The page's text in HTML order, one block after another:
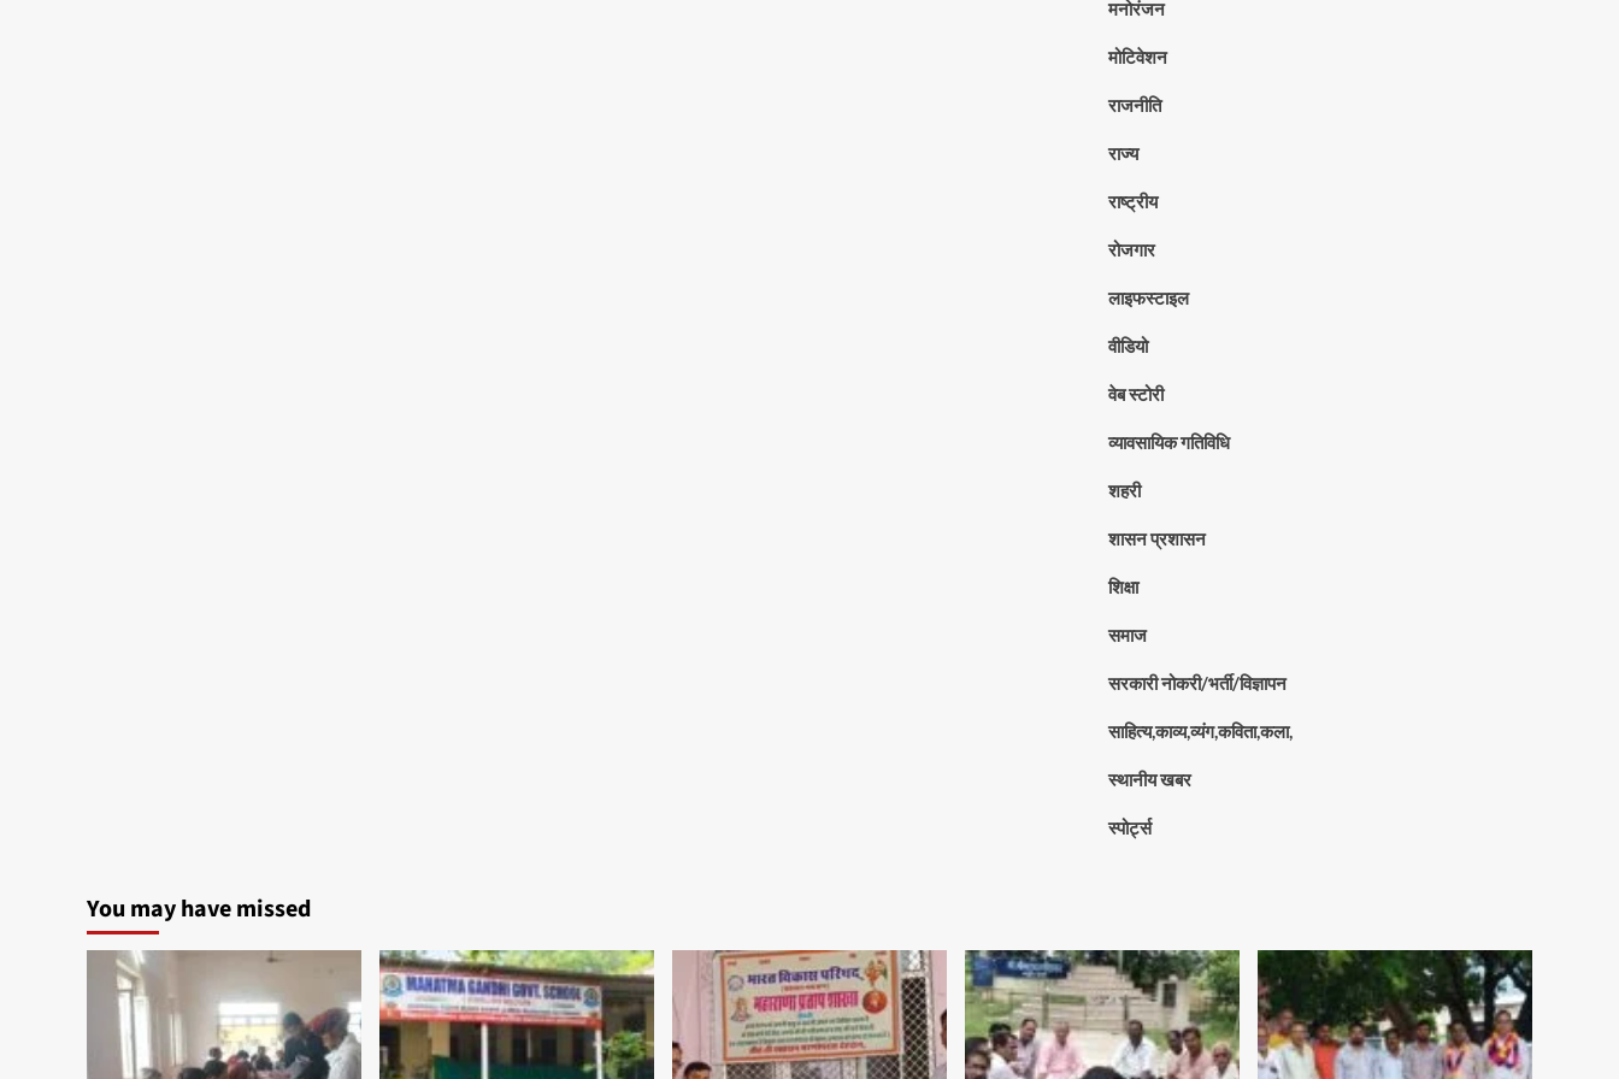
मनोरंजन
मोटिवेशन
राजनीति
राज्य
राष्ट्रीय
रोजगार
लाइफस्टाइल
वीडियो
वेब स्टोरी
व्यावसायिक गतिविधि
शहरी
शासन प्रशासन
शिक्षा
समाज
सरकारी नोकरी/भर्ती/विज्ञापन
साहित्य,काव्य,व्यंग,कविता,कला,
स्थानीय खबर
स्पोर्ट्स
You may have missed